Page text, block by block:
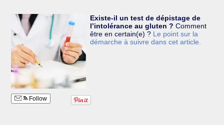
Existe-il un test de dépistage de
l’intolérance au gluten ? Comment
être en certain(e) ?Le point sur la
démarche à suivre dans cet article.
Follow